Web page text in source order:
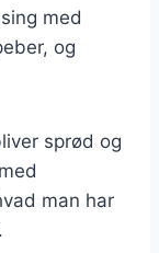
med
og
sprød og
man har